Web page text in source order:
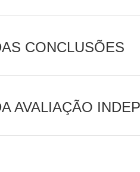
CONCLUSÕES
AVALIAÇÃO